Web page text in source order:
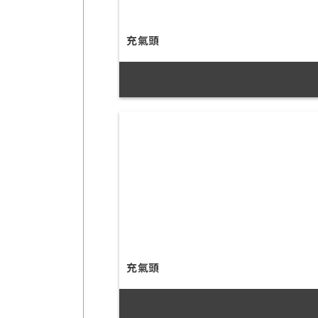
充氣頭
充氣頭